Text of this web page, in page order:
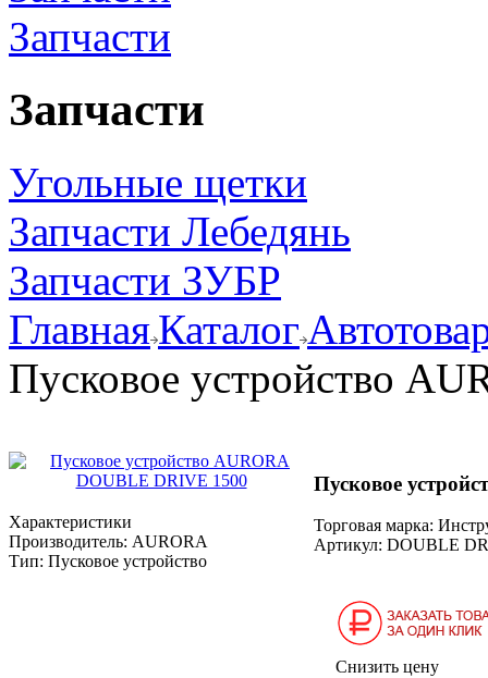
Запчасти
Запчасти
Угольные щетки
Запчасти Лебедянь
Запчасти ЗУБР
ГлавнаяКаталог
Пусковое устройство
Характеристики
Производитель: AURORA
Тип: Пусковое устройство
Пусковое
Торговая марка:
Артикул: DOUBLE
Снизить цену